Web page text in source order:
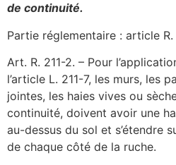
de continuité.
Partie réglementaire : article
Art. R. 211-2. – Pour
l’article L. 211-7, les murs, les
jointes, les haies vives ou
continuité, doivent avoir une
au-dessus du sol et s’étendre
de chaque côté de la ruche.